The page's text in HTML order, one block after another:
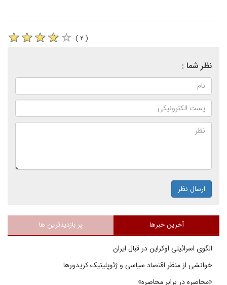
( ۲ )
نظر شما :
ارسال نظر
آخرین خبرها پر بازدیدترین ها
الگوی اسرائیلی اوکراین در قبال ایران
خوانشی از منظر اقتصاد سیاسی و ژئوپلیتیک کریدورها
«محاصره در برابر محاصره»